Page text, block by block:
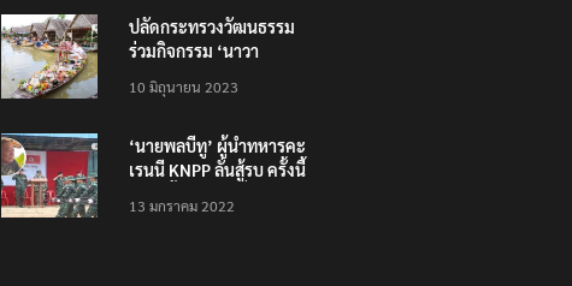
ปลัดกระทรวงวัฒนธรรม
ร่วมกิจกรรม ‘นาวา
ตักบาตรทางน้ำ
10 มิถุนายน 2023
‘นายพลบีทู’ ผู้นำทหารคะ
เรนนี KNPP ลั่นสู้รบ ครั้งนี้
ประชาชนต้องชนะ
13 มกราคม 2022